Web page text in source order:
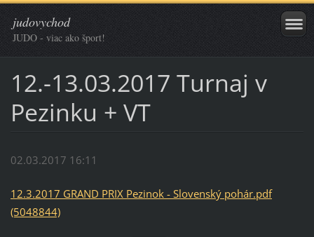
judovychod
JUDO - viac ako šport!
12.-13.03.2017 Turnaj v
Pezinku + VT
02.03.2017 16:11
12.3.2017 GRAND PRIX Pezinok - Slovenský pohár.pdf
(5048844)